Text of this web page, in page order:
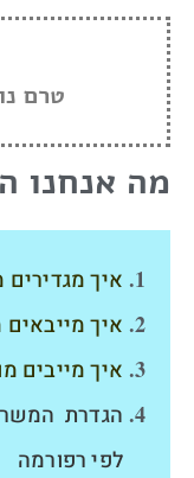
טרם
מה אנחנו
איך מגדירים
איך
איך מייבים
הגדרת
לפי רפורמה